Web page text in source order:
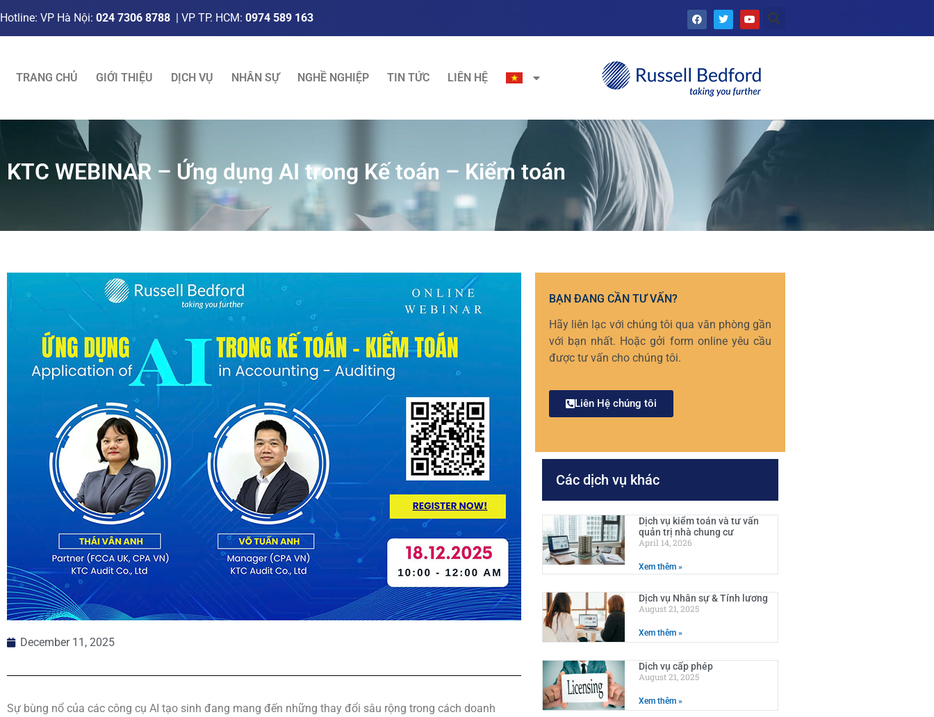
Hotline: VP Hà Nội: 024 7306 8788 | VP TP. HCM: 0974 589 163
TRANG CHỦ GIỚI THIỆU DỊCH VỤ NHÂN SỰ NGHỀ NGHIỆP TIN TỨC LIÊN HỆ
KTC WEBINAR – Ứng dụng AI trong Kế toán – Kiểm toán
December 11, 2025
Sự bùng nổ của các công cụ AI tạo sinh đang mang đến những thay đổi sâu rộng trong cách doanh
BẠN ĐANG CẦN TƯ VẤN?
Hãy liên lạc với chúng tôi qua văn phòng gần
với bạn nhất. Hoặc gởi form online yêu cầu
được tư vấn cho chúng tôi.
Liên Hệ chúng tôi
Các dịch vụ khác
Dịch vụ kiểm toán và tư vấn
quản trị nhà chung cư
April 14, 2026
Xem thêm »
Dịch vụ Nhân sự & Tính lương
August 21, 2025
Xem thêm »
Dịch vụ cấp phép
August 21, 2025
Xem thêm »